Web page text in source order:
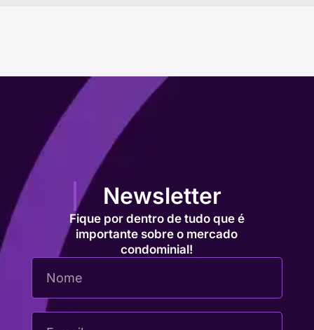
Newsletter
Fique por dentro de tudo que é
importante sobre o mercado
condominial!